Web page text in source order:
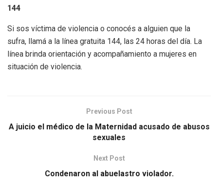
144
Si sos víctima de violencia o conocés a alguien que la
sufra, llamá a la línea gratuita 144, las 24 horas del día. La
línea brinda orientación y acompañamiento a mujeres en
situación de violencia.
Previous Post
A juicio el médico de la Maternidad acusado de abusos
sexuales
Next Post
Condenaron al abuelastro violador.